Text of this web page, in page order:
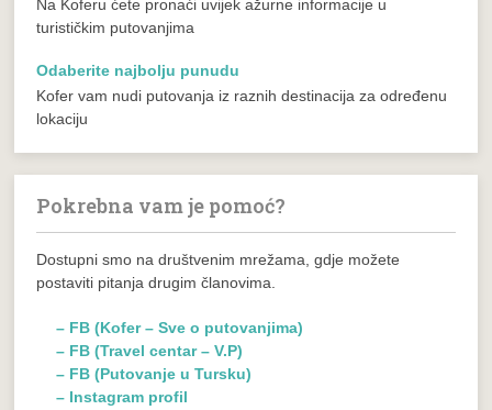
Na Koferu ćete pronaći uvijek ažurne informacije u
turističkim putovanjima
Odaberite najbolju punudu
Kofer vam nudi putovanja iz raznih destinacija za određenu
lokaciju
Pokrebna vam je pomoć?
Dostupni smo na društvenim mrežama, gdje možete
postaviti pitanja drugim članovima.
– FB (Kofer – Sve o putovanjima)
– FB (Travel centar – V.P)
– FB (Putovanje u Tursku)
– Instagram profil